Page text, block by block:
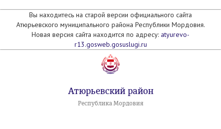
Вы находитесь на старой версии официального сайта
Атюрьевского муниципального района Республики Мордовия.
Новая версия сайта находится по адресу: atyurevo-
r13.gosweb.gosuslugi.ru
Атюрьевский район
Республика Мордовия